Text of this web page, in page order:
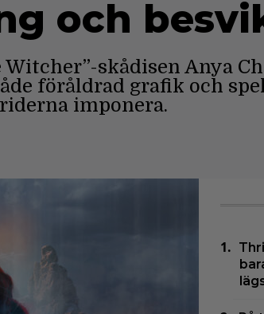
och
Witcher”-skådisen Anya
föråldrad grafik och
imponera.